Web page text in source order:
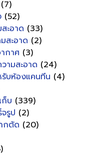
(7)
(52)
ะอาด (33)
สะอาด (2)
กาศ (3)
ามสะอาด (24)
บห้องแคนทีน (4)
บ (339)
รูป (2)
กตัด (20)